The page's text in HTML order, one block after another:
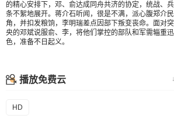
的精心安排下，邓、俞达成同舟共济的协定，统战、
条不絮地展开。蒋介石听闻，很是不满，派心腹郑介
角，并扣发粮饷，李明瑞差点因部下叛变丧命。面对
央的邓斌说服俞、李，将他们掌控的部队和军需辎重
色，准备不日起义。
播放免费云
HD